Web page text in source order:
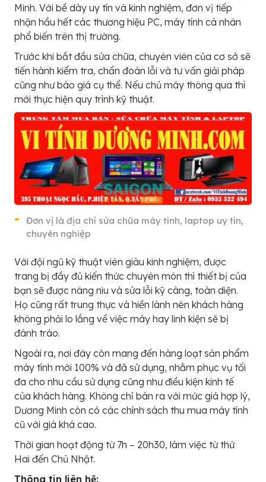
Minh. Với bề dày uy tín và kinh nghiệm, đơn vị tiếp
nhận hầu hết các thương hiệu PC, máy tính cá nhân
phổ biến trên thị trường.
Trước khi bắt đầu sửa chữa, chuyên viên của cơ sở sẽ
tiến hành kiểm tra, chẩn đoán lỗi và tư vấn giải pháp
cũng như báo giá cụ thể. Nếu chủ máy thông qua thì
mới thực hiện quy trình kỹ thuật.
Đơn vị là địa chỉ sửa chữa máy tính, laptop uy tín,
chuyên nghiệp
Với đội ngũ kỹ thuật viên giàu kinh nghiệm, được
trang bị đầy đủ kiến thức chuyên môn thì thiết bị của
bạn sẽ được nâng niu và sửa lỗi kỹ càng, toàn diện.
Họ cũng rất trung thực và hiền lành nên khách hàng
không phải lo lắng về việc máy hay linh kiện sẽ bị
đánh tráo.
Ngoài ra, nơi đây còn mang đến hàng loạt sản phẩm
máy tính mới 100% và đã sử dụng, nhằm phục vụ tối
đa cho nhu cầu sử dụng cũng như điều kiện kinh tế
của khách hàng. Không chỉ bán ra với mức giá hợp lý,
Dương Minh còn có các chính sách thu mua máy tính
cũ với giá khá cao.
Thời gian hoạt động từ 7h – 20h30, làm việc từ thứ
Hai đến Chủ Nhật.
Thông tin liên hệ: